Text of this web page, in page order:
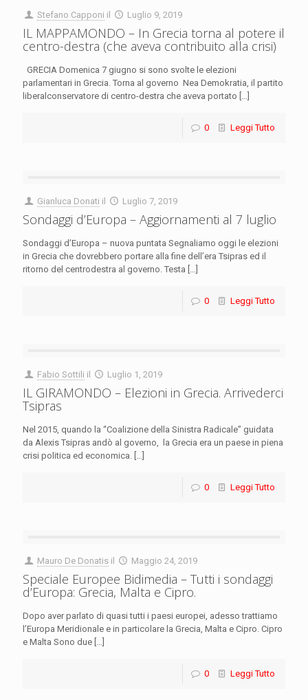
Stefano Capponi il Luglio 9, 2019
IL MAPPAMONDO – In Grecia torna al potere il
centro-destra (che aveva contribuito alla crisi)
GRECIA Domenica 7 giugno si sono svolte le elezioni
parlamentari in Grecia. Torna al governo Nea Demokratia, il partito
liberalconservatore di centro-destra che aveva portato […]
0 Leggi Tutto
Gianluca Donati il Luglio 7, 2019
Sondaggi d’Europa – Aggiornamenti al 7 luglio
Sondaggi d’Europa – nuova puntata Segnaliamo oggi le elezioni
in Grecia che dovrebbero portare alla fine dell’era Tsipras ed il
ritorno del centrodestra al governo. Testa […]
0 Leggi Tutto
Fabio Sottili il Luglio 1, 2019
IL GIRAMONDO – Elezioni in Grecia. Arrivederci
Tsipras
Nel 2015, quando la “Coalizione della Sinistra Radicale” guidata
da Alexis Tsipras andò al governo, la Grecia era un paese in piena
crisi politica ed economica. […]
0 Leggi Tutto
Mauro De Donatis il Maggio 24, 2019
Speciale Europee Bidimedia – Tutti i sondaggi
d’Europa: Grecia, Malta e Cipro.
Dopo aver parlato di quasi tutti i paesi europei, adesso trattiamo
l’Europa Meridionale e in particolare la Grecia, Malta e Cipro. Cipro
e Malta Sono due […]
0 Leggi Tutto